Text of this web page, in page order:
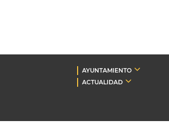
AYUNTAMIENTO
ACTUALIDAD